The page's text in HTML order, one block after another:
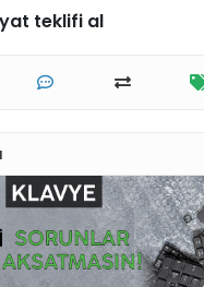
teklifi al